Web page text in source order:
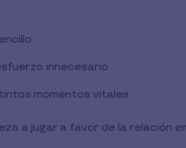
innecesario
momentos vitales
a jugar a favor de la relación